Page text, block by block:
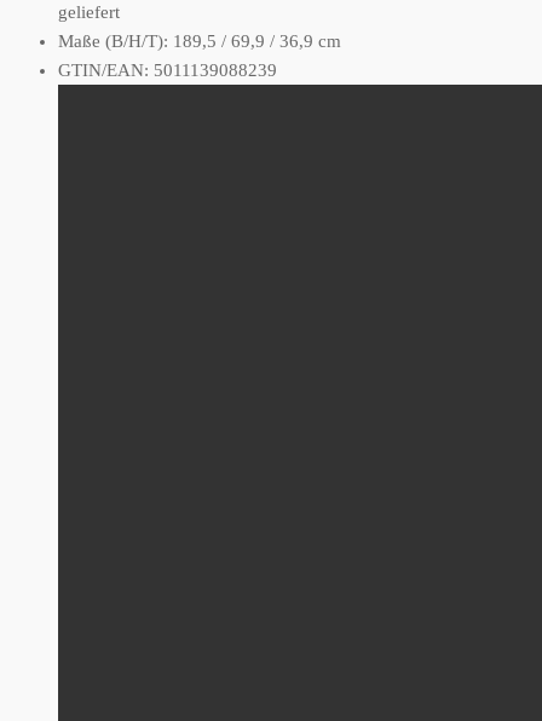
geliefert
Maße (B/H/T): 189,5 / 69,9 / 36,9 cm
GTIN/EAN: 5011139088239